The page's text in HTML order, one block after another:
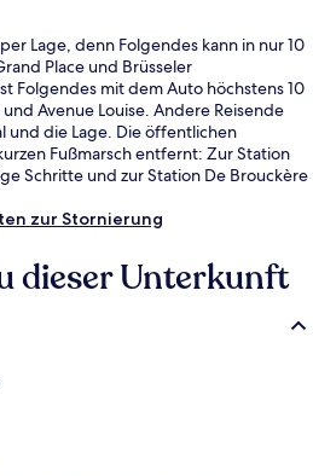
Lage, denn Folgendes kann in nur 10
Place und Brüsseler
Folgendes mit dem Auto höchstens 10
Avenue Louise. Andere Reisende
und die Lage. Die öffentlichen
Fußmarsch entfernt: Zur Station
Schritte und zur Station De Brouckère
zur Stornierung
dieser Unterkunft